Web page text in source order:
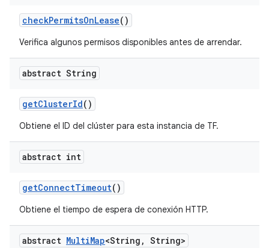
checkPermitsOnLease()
Verifica algunos permisos disponibles antes de arrendar.
abstract String
getClusterId()
Obtiene el ID del clúster para esta instancia de TF.
abstract int
getConnectTimeout()
Obtiene el tiempo de espera de conexión HTTP.
abstract MultiMap<String , String>